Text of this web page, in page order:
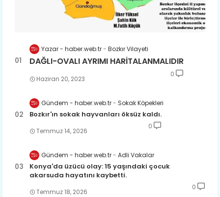
Yazar - haber.web.tr Bozkır Vilayeti
DAĞLI-OVALI AYRIMI HARİTALANMALIDIR
Haziran 20, 2023
0
Gündem - haber.web.tr Sokak Köpekleri
Bozkır'ın sokak hayvanları öksüz kaldı.
Temmuz 14, 2026
0
Gündem - haber.web.tr Adli Vakalar
Konya'da üzücü olay: 15 yaşındaki çocuk
akarsuda hayatını kaybetti.
Temmuz 18, 2026
0